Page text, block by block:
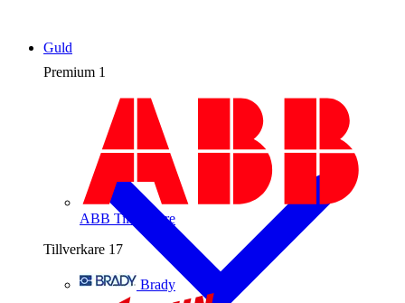
Premium 1
ABB Tillverkare
Tillverkare 17
Brady
Guld